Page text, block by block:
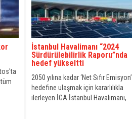
İstanbul Havalimanı “2024
Sürdürülebilirlik Raporu”nda
hedef yükseltti
2050 yılına kadar ‘Net Sıfır Emisyon’
hedefine ulaşmak için kararlılıkla
ilerleyen İGA İstanbul Havalimanı,